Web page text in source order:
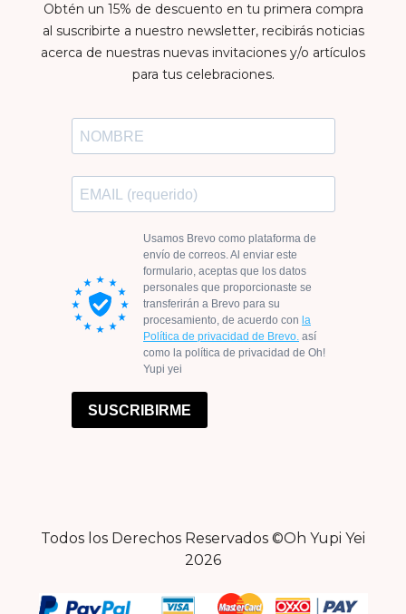
Obtén un 15% de descuento en tu primera compra
al suscribirte a nuestro newsletter, recibirás noticias
acerca de nuestras nuevas invitaciones y/o artículos
para tus celebraciones.
Todos los Derechos Reservados ©Oh Yupi Yei
2026